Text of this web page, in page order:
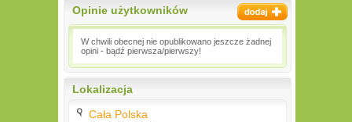
Opinie użytkowników
W chwili obecnej nie opublikowano jeszcze żadnej
opini - bądź pierwsza/pierwszy!
Lokalizacja
Cała Polska